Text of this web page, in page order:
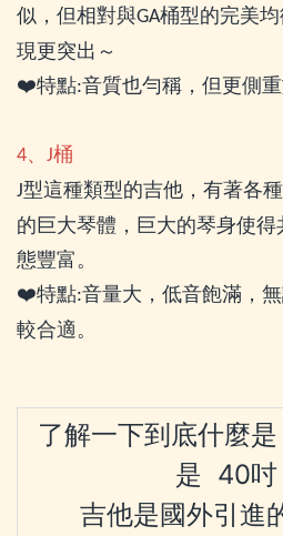
似，但相對與GA桶型的完美
現更突出～
❤特點:音質也勻稱，但更側重
4、 J桶
J型這種類型的吉他，有著各
的巨大琴體，巨大的琴身使
態豐富。
❤特點:音量大，低音飽滿，
較合適。
了解一下到底什麼
是 40
吉他是國外引進